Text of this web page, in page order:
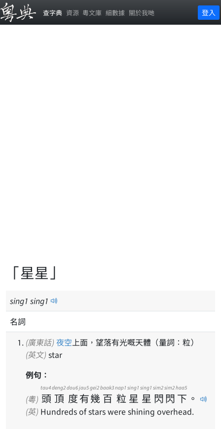
查字典 資源 粵文庫 細數據 關於我哋 登入
「星星」
sing1 sing1
名詞
(廣東話) 夜空上面，望落有光嘅天體（量詞：粒）
(英文) star
例句：
(粵) 頭
tau4
頂
deng2
度
dou6
有
jau5
幾
gei2
百
baak3
粒
nap1
星
sing1
星
sing1
閃
sim2
閃
sim2
下
haa5
。
(英) Hundreds of stars were shining overhead.